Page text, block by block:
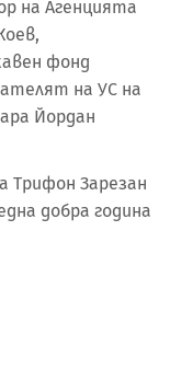
на Агенцията
фонд
на УС на
Йордан
Трифон Зарезан
добра година